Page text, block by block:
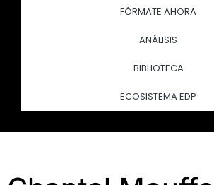
FÓRMATE AHORA
ANÁLISIS
BIBLIOTECA
ECOSISTEMA EDP